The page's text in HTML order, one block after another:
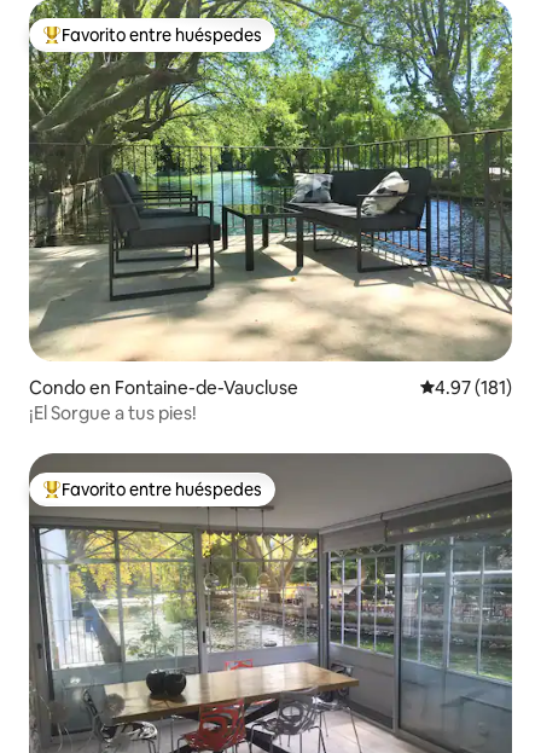
Favorito entre huéspedes preferido
Favorito entre huéspedes
Condo en Fontaine-de-Vaucluse Calificación
4.97 (181)
¡El Sorgue a tus pies!
Favorito entre huéspedes preferido
Favorito entre huéspedes